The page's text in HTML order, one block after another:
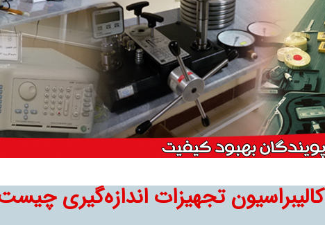
کالیبراسیون تجهیزات اندازه‌گیری